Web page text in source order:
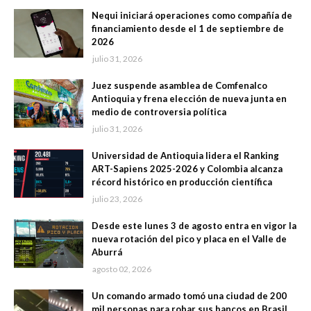
Nequi iniciará operaciones como compañía de
financiamiento desde el 1 de septiembre de
2026
julio 31, 2026
Juez suspende asamblea de Comfenalco
Antioquia y frena elección de nueva junta en
medio de controversia política
julio 31, 2026
Universidad de Antioquia lidera el Ranking
ART-Sapiens 2025-2026 y Colombia alcanza
récord histórico en producción científica
julio 23, 2026
Desde este lunes 3 de agosto entra en vigor la
nueva rotación del pico y placa en el Valle de
Aburrá
agosto 02, 2026
Un comando armado tomó una ciudad de 200